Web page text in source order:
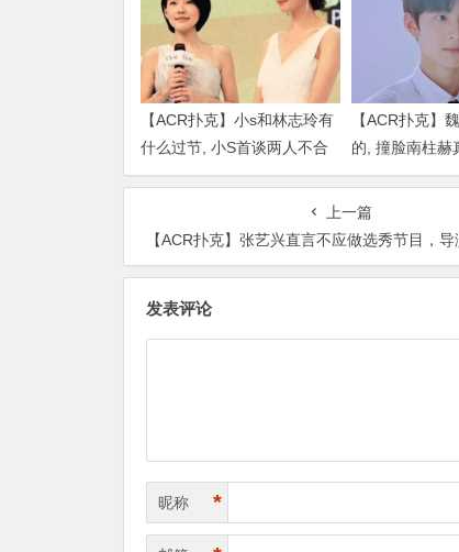
【ACR扑克】小s和林志玲有
什么过节, 小S首谈两人不合
传闻说了什么
【ACR扑克】
的, 撞脸南柱赫
比颜值被质疑
上一篇
【ACR扑克】张艺兴直言不应做选秀节目，导演组脸色不好看哪有
发表评论
昵称 *